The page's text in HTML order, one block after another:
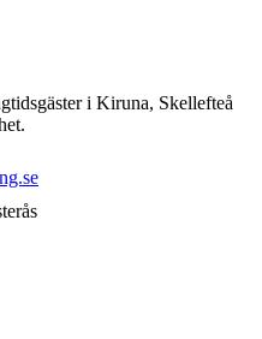
i Kiruna, Skellefteå